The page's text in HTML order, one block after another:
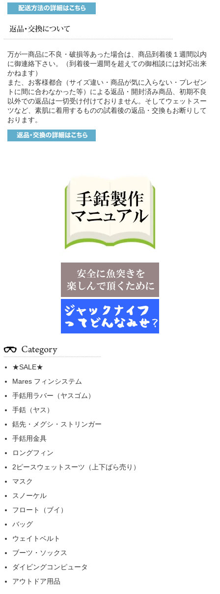
万が一商品に不良・破損等あった場合は、商品到着後１週間以内
に御連絡下さい。（到着後一週間を超えての御相談には対応出来
かねます）
また、お客様都合（サイズ違い・商品が気に入らない・プレゼン
トに間に合わなかった等）による返品・開封済み商品、初期不良
以外での返品は一切受け付けておりません。そしてウェットスー
ツなど、素肌に着用するものの試着後の返品・交換もお断りして
おります。
★SALE★
Mares フィンシステム
手銛用ラバー（ヤスゴム）
手銛（ヤス）
銛先・メグシ・ストリンガー
手銛用金具
ロングフィン
2ピースウェットスーツ（上下ばら売り）
マスク
スノーケル
フロート（ブイ）
バッグ
ウェイトベルト
ブーツ・ソックス
ダイビングコンピュータ
アウトドア用品